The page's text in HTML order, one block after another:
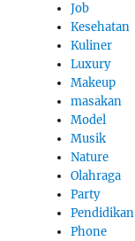
Job
Kesehatan
Kuliner
Luxury
Makeup
masakan
Model
Musik
Nature
Olahraga
Party
Pendidikan
Phone